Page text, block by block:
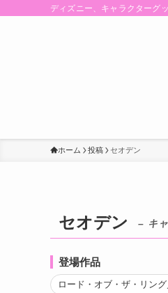
ディズニー、キャラクターグ
ホーム 投稿 セオデン
セオデン – キ
登場作品
ロード・オブ・ザ・リン